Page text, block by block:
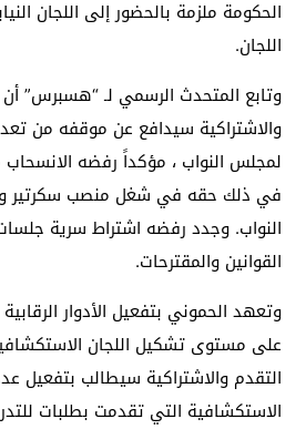
الحكومة ملزمة بالحضور إلى اللجان
اللجان.
وتابع المتحدث الرسمي لـ “هسبرس”
والاشتراكية سيدافع عن موقفه من
لمجلس النواب ، مؤكداً رفضه
في ذلك حقه في شغل منصب
النواب. وجدد رفضه اشتراط سرية
القوانين والمقترحات.
وتعهد الحموني بتفعيل الأدوار
على مستوى تشكيل اللجان
التقدم والاشتراكية سيطالب بتفعيل
الاستكشافية التي تقدمت بطلبات